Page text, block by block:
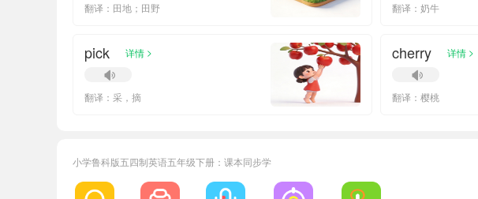
翻译：田地；田野 翻译：奶牛
pick 详情 >
翻译：采，摘
cherry 详情 >
翻译：樱桃
小学鲁科版五四制英语五年级下册：课本同步学